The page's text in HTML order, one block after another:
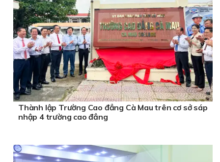
Thành lập Trường Cao đẳng Cà Mau trên cơ sở sáp
nhập 4 trường cao đẳng